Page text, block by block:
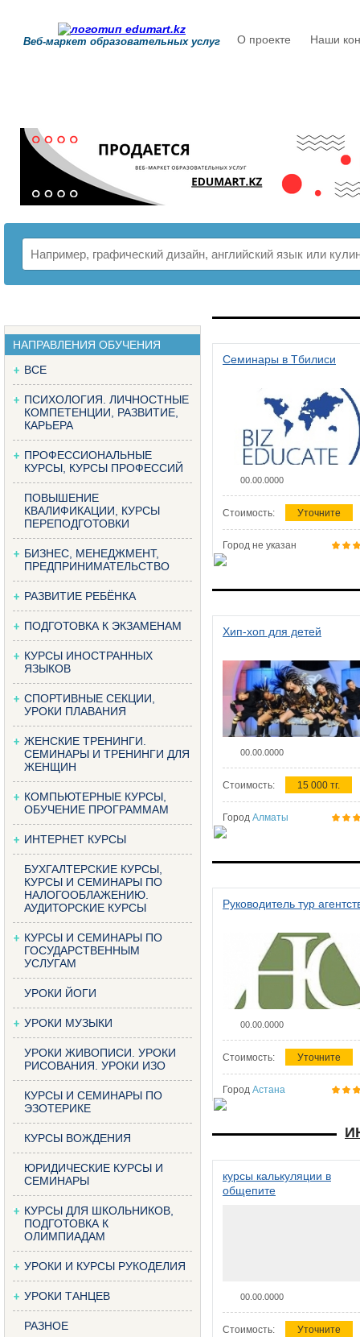
Веб-маркет образовательных услуг О проекте Наши
НАПРАВЛЕНИЯ ОБУЧЕНИЯ
ВСЕ
ПСИХОЛОГИЯ. ЛИЧНОСТНЫЕ
КОМПЕТЕНЦИИ, РАЗВИТИЕ,
КАРЬЕРА
ПРОФЕССИОНАЛЬНЫЕ
КУРСЫ, КУРСЫ ПРОФЕССИЙ
ПОВЫШЕНИЕ
КВАЛИФИКАЦИИ, КУРСЫ
ПЕРЕПОДГОТОВКИ
БИЗНЕС, МЕНЕДЖМЕНТ,
ПРЕДПРИНИМАТЕЛЬСТВО
РАЗВИТИЕ РЕБЁНКА
ПОДГОТОВКА К ЭКЗАМЕНАМ
КУРСЫ ИНОСТРАННЫХ
ЯЗЫКОВ
СПОРТИВНЫЕ СЕКЦИИ,
УРОКИ ПЛАВАНИЯ
ЖЕНСКИЕ ТРЕНИНГИ.
СЕМИНАРЫ И ТРЕНИНГИ ДЛЯ
ЖЕНЩИН
КОМПЬЮТЕРНЫЕ КУРСЫ,
ОБУЧЕНИЕ ПРОГРАММАМ
ИНТЕРНЕТ КУРСЫ
БУХГАЛТЕРСКИЕ КУРСЫ,
КУРСЫ И СЕМИНАРЫ ПО
НАЛОГООБЛАЖЕНИЮ.
АУДИТОРСКИЕ КУРСЫ
КУРСЫ И СЕМИНАРЫ ПО
ГОСУДАРСТВЕННЫМ
УСЛУГАМ
УРОКИ ЙОГИ
УРОКИ МУЗЫКИ
УРОКИ ЖИВОПИСИ. УРОКИ
РИСОВАНИЯ. УРОКИ ИЗО
КУРСЫ И СЕМИНАРЫ ПО
ЭЗОТЕРИКЕ
КУРСЫ ВОЖДЕНИЯ
ЮРИДИЧЕСКИЕ КУРСЫ И
СЕМИНАРЫ
КУРСЫ ДЛЯ ШКОЛЬНИКОВ,
ПОДГОТОВКА К
ОЛИМПИАДАМ
УРОКИ И КУРСЫ РУКОДЕЛИЯ
УРОКИ ТАНЦЕВ
РАЗНОЕ
Семинары в Тбилиси
00.00.0000
Стоимость: Уточните
Город не указан
Хип-хоп для детей
00.00.0000
Стоимость: 15 000 тг.
Город Алматы
Руководитель тур
00.00.0000
Стоимость: Уточните
Город Астана
курсы калькуляции в
общепите
00.00.0000
Стоимость: Уточните